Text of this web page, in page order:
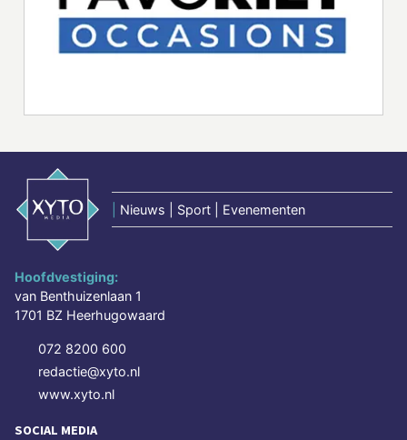
Nieuws | Sport | Evenementen
Hoofdvestiging:
van Benthuizenlaan 1
1701 BZ Heerhugowaard
072 8200 600
redactie@xyto.nl
www.xyto.nl
SOCIAL MEDIA